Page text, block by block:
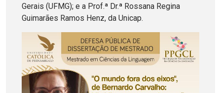
Gerais (UFMG); e a Prof.ª Dr.ª Rossana Regina
Guimarães Ramos Henz, da Unicap.